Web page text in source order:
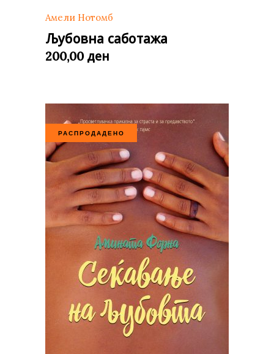
Амели Нотомб
Љубовна саботажа
200,00 ден
РАСПРОДАДЕНО